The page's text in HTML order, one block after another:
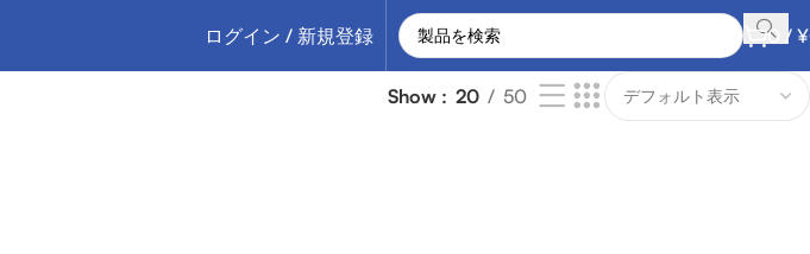
ログイン / 新規登録 0 / ¥
Show 20 50